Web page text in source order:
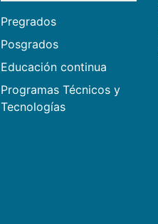
Pregrados
Posgrados
Educación continua
Programas Técnicos y
Tecnologías